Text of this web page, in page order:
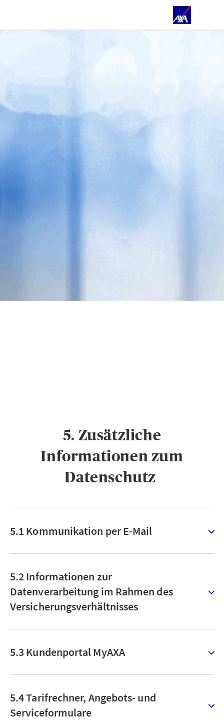
ÖFFENTLICHER DIENST
5. Zusätzliche
Informationen zum
Datenschutz ​
5.1 Kommunikation per E-Mail
5.2 Informationen zur
Datenverarbeitung im Rahmen des
Versicherungsverhältnisses
5.3 Kundenportal MyAXA
5.4 Tarifrechner, Angebots- und
Serviceformulare